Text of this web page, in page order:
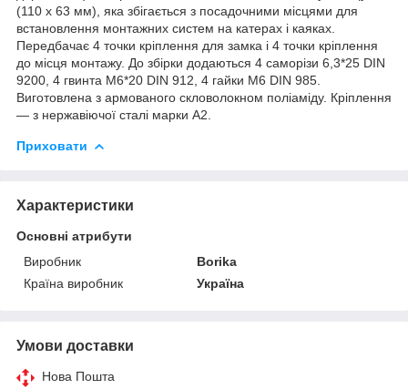
(110 х 63 мм), яка збігається з посадочними місцями для
встановлення монтажних систем на катерах і каяках.
Передбачає 4 точки кріплення для замка і 4 точки кріплення
до місця монтажу. До збірки додаються 4 саморізи 6,3*25 DIN
9200, 4 гвинта M6*20 DIN 912, 4 гайки M6 DIN 985.
Виготовлена з армованого скловолокном поліаміду. Кріплення
— з нержавіючої сталі марки А2.
Приховати
Характеристики
Основні атрибути
Виробник
Borika
Країна виробник
Україна
Умови доставки
Нова Пошта